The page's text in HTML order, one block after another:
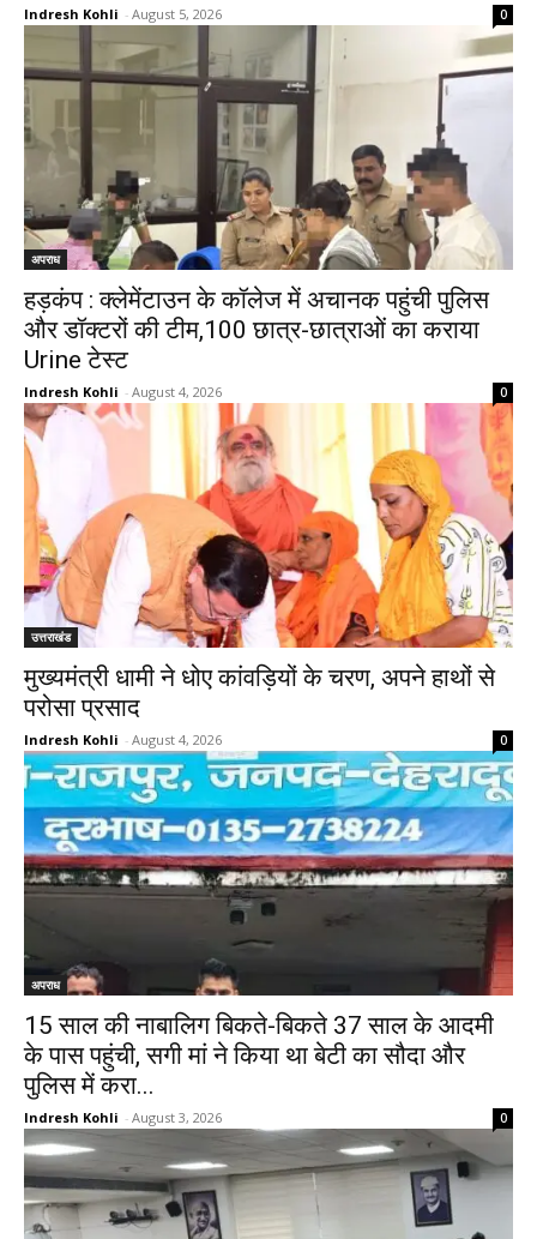
Indresh Kohli - August 5, 2026 0
अपराध
हड़कंप : क्लेमेंटाउन के कॉलेज में अचानक पहुंची पुलिस
और डॉक्टरों की टीम,100 छात्र-छात्राओं का कराया
Urine टेस्ट
Indresh Kohli - August 4, 2026 0
उत्तराखंड
मुख्यमंत्री धामी ने धोए कांवड़ियों के चरण, अपने हाथों से
परोसा प्रसाद
Indresh Kohli - August 4, 2026 0
अपराध
15 साल की नाबालिग बिकते-बिकते 37 साल के आदमी
के पास पहुंची, सगी मां ने किया था बेटी का सौदा और
पुलिस में करा...
Indresh Kohli - August 3, 2026 0